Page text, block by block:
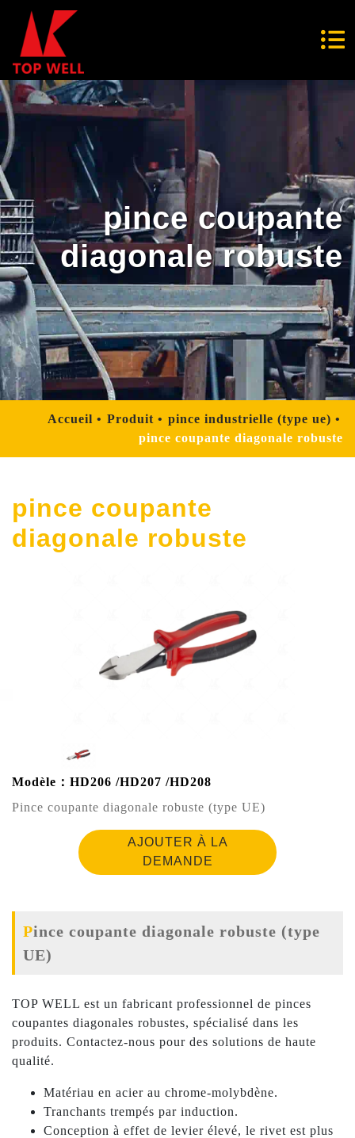
pince coupante
diagonale robuste
Accueil Produit
pince industrielle (type ue)
pince coupante diagonale robuste
pince coupante
diagonale robuste
Modèle：HD206 /HD207 /HD208
Pince coupante diagonale robuste (type UE)
AJOUTER À LA
DEMANDE
Pince coupante diagonale robuste (type
UE)
TOP WELL est un fabricant professionnel de pinces
coupantes diagonales robustes, spécialisé dans les
produits. Contactez-nous pour des solutions de haute
qualité.
Matériau en acier au chrome-molybdène.
Tranchants trempés par induction.
Conception à effet de levier élevé, le rivet est plus